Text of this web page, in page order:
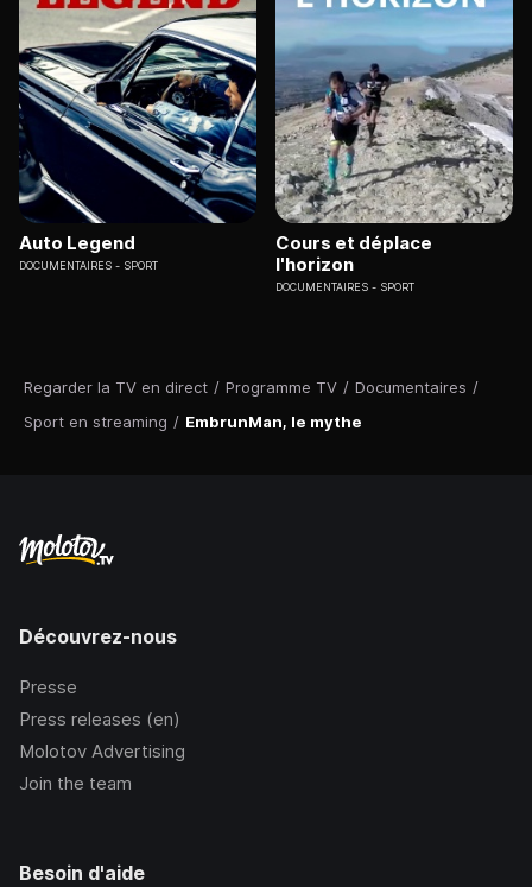
Regarder la TV en direct / Programme TV / Documentaires /
Sport en streaming / EmbrunMan, le mythe
Auto Legend
DOCUMENTAIRES SPORT
Cours et déplace
l'horizon
DOCUMENTAIRES SPORT
Découvrez-nous
Presse
Press releases (en)
Molotov Advertising
Join the team
Besoin d'aide